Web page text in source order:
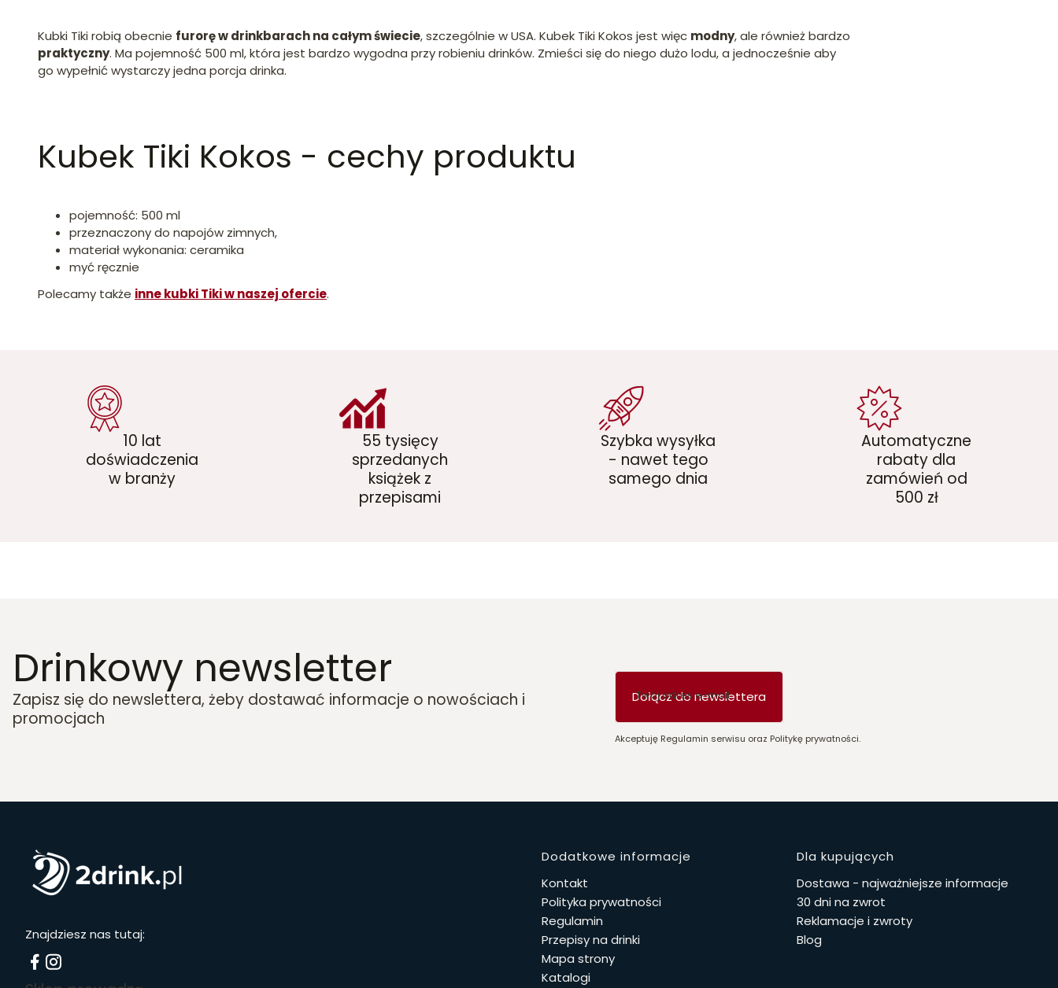
Kubki Tiki robią obecnie furorę w drinkbarach na całym świecie, szczególnie w USA. Kubek Tiki Kokos jest więc modny, ale również bardzo
praktyczny. Ma pojemność 500 ml, która jest bardzo wygodna przy robieniu drinków. Zmieści się do niego dużo lodu, a jednocześnie aby
go wypełnić wystarczy jedna porcja drinka.
Kubek Tiki Kokos - cechy produktu
pojemność: 500 ml
przeznaczony do napojów zimnych,
materiał wykonania: ceramika
myć ręcznie
Polecamy także inne kubki Tiki w naszej ofercie.
10 lat
doświadczenia
w branży
55 tysięcy
sprzedanych
książek z
przepisami
Szybka wysyłka
- nawet tego
samego dnia
Automatyczne
rabaty dla
zamówień od
500 zł
Drinkowy newsletter
Zapisz się do newslettera, żeby dostawać informacje o nowościach i
promocjach
Twój adres e-mail
Dołącz do newslettera
Akceptuję Regulamin serwisu oraz Politykę prywatności.
Znajdziesz nas tutaj:
Linki w stopce
Dodatkowe informacje
Kontakt
Polityka prywatności
Regulamin
Przepisy na drinki
Mapa strony
Katalogi
Dla kupujących
Dostawa - najważniejsze informacje
30 dni na zwrot
Reklamacje i zwroty
Blog